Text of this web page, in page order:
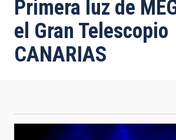
de
ayuda
a
Primera luz de
el Gran Telescopio
CANARIAS